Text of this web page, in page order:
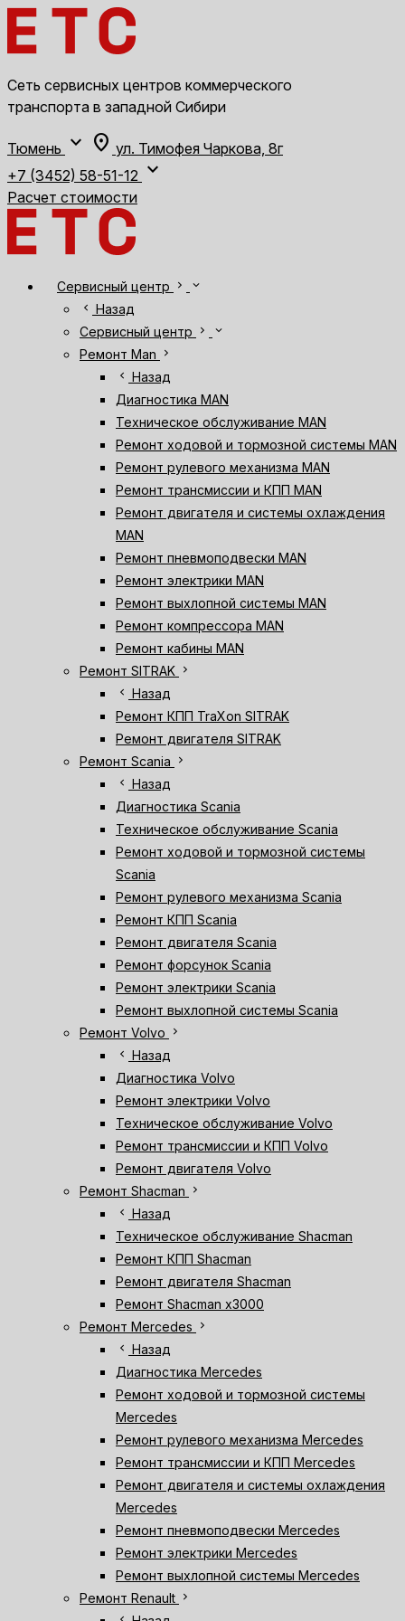
Сеть сервисных центров коммерческого
транспорта в западной Сибири
Тюмень expand_more location_on ул. Тимофея Чаркова, 8г
+7 (3452) 58-51-12 expand_more
Расчет стоимости
Сервисный центр chevron_right
expand_more
chevron_left Назад
Сервисный центр
chevron_right expand_more
Ремонт Man
chevron_right
chevron_left Назад
Диагностика MAN
Техническое обслуживание MAN
Ремонт ходовой и тормозной системы MAN
Ремонт рулевого механизма MAN
Ремонт трансмиссии и КПП MAN
Ремонт двигателя и системы охлаждения
MAN
Ремонт пневмоподвески MAN
Ремонт электрики MAN
Ремонт выхлопной системы MAN
Ремонт компрессора MAN
Ремонт кабины MAN
Ремонт SITRAK chevron_right
chevron_left Назад
Ремонт КПП TraXon SITRAK
Ремонт двигателя SITRAK
Ремонт Scania
chevron_right
chevron_left Назад
Диагностика Scania
Техническое обслуживание Scania
Ремонт ходовой и тормозной системы
Scania
Ремонт рулевого механизма Scania
Ремонт КПП Scania
Ремонт двигателя Scania
Ремонт форсунок Scania
Ремонт электрики Scania
Ремонт выхлопной системы Scania
Ремонт Volvo
chevron_right
chevron_left Назад
Диагностика Volvo
Ремонт электрики Volvo
Техническое обслуживание Volvo
Ремонт трансмиссии и КПП Volvo
Ремонт двигателя Volvo
Ремонт Shacman
chevron_right
chevron_left Назад
Техническое обслуживание Shacman
Ремонт КПП Shacman
Ремонт двигателя Shacman
Ремонт Shacman х3000
Ремонт Mercedes
chevron_right
chevron_left Назад
Диагностика Mercedes
Ремонт ходовой и тормозной системы
Mercedes
Ремонт рулевого механизма Mercedes
Ремонт трансмиссии и КПП Mercedes
Ремонт двигателя и системы охлаждения
Mercedes
Ремонт пневмоподвески Mercedes
Ремонт электрики Mercedes
Ремонт выхлопной системы Mercedes
Ремонт Renault chevron_right